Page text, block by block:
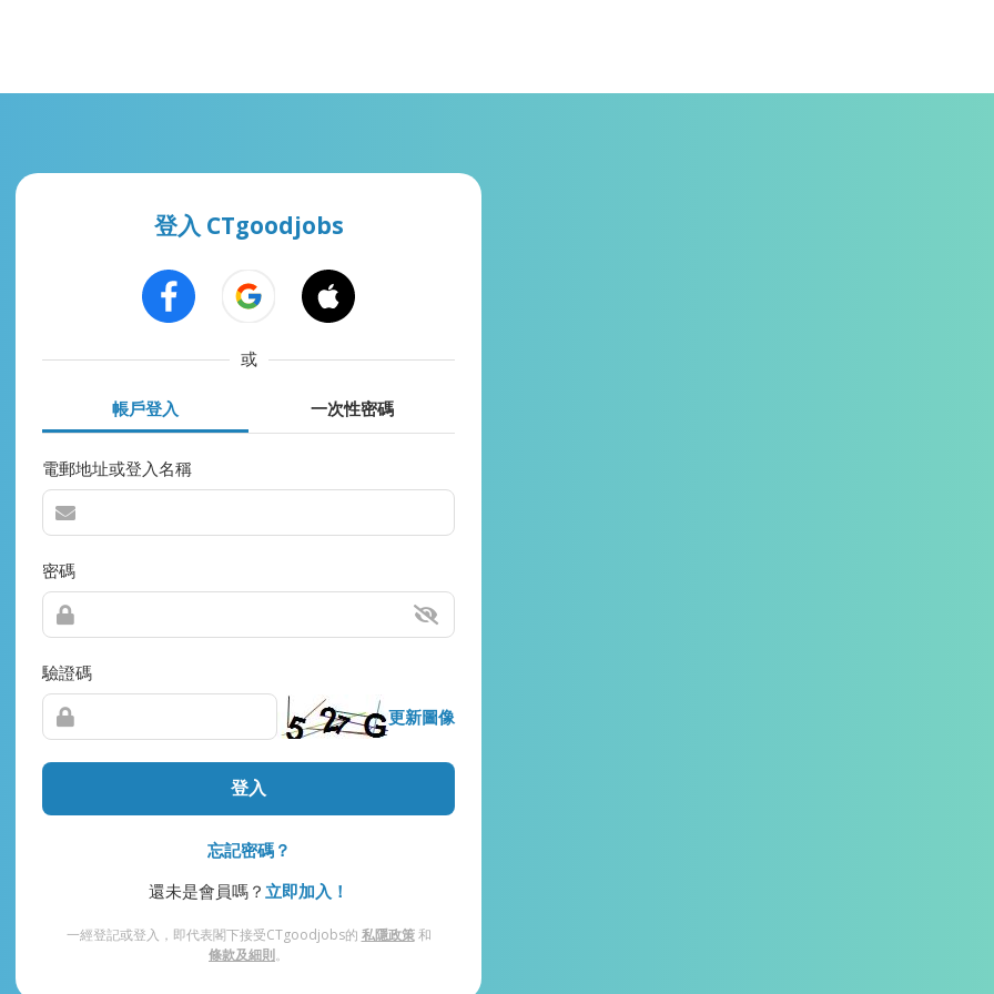
登入 CTgoodjobs
或
帳戶登入 一次性密碼
電郵地址或登入名稱
密碼
驗證碼
更新圖像
登入
忘記密碼？
還未是會員嗎？ 立即加入！
一經登記或登入，即代表閣下接受CTgoodjobs的 私隱政策和
條款及細則。